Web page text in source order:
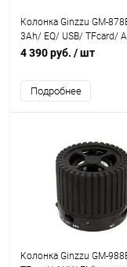
Колонка Ginzzu GM-
3Ah/ EQ/ USB/ TFcard/
4 390 руб. / шт
Подробнее
Колонка Ginzzu GM-